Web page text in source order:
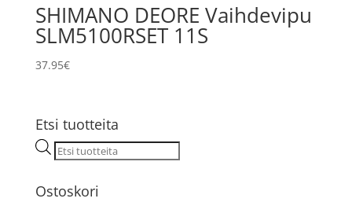
SHIMANO DEORE Vaihdevipu
SLM5100RSET 11S
37.95€
Etsi tuotteita
Products
Ostoskori